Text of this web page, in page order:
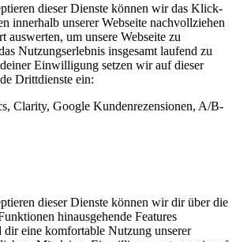
dieser Dienste können wir das Klick-
innerhalb unserer Webseite nachvollziehen
auswerten, um unsere Webseite zu
Nutzungserlebnis insgesamt laufend zu
Einwilligung setzen wir auf dieser
Drittdienste ein:
Clarity, Google Kundenrezensionen, A/B-
dieser Dienste können wir dir über die
hinausgehende Features
dir eine komfortable Nutzung unserer